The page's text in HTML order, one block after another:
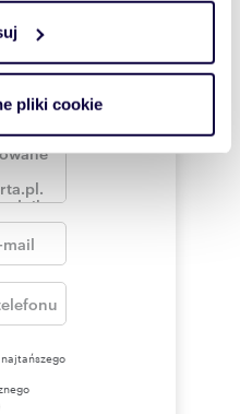
spersonalizowania treści
społecznościowe i
partnerom
z innymi danymi
podczas
pliki cookie